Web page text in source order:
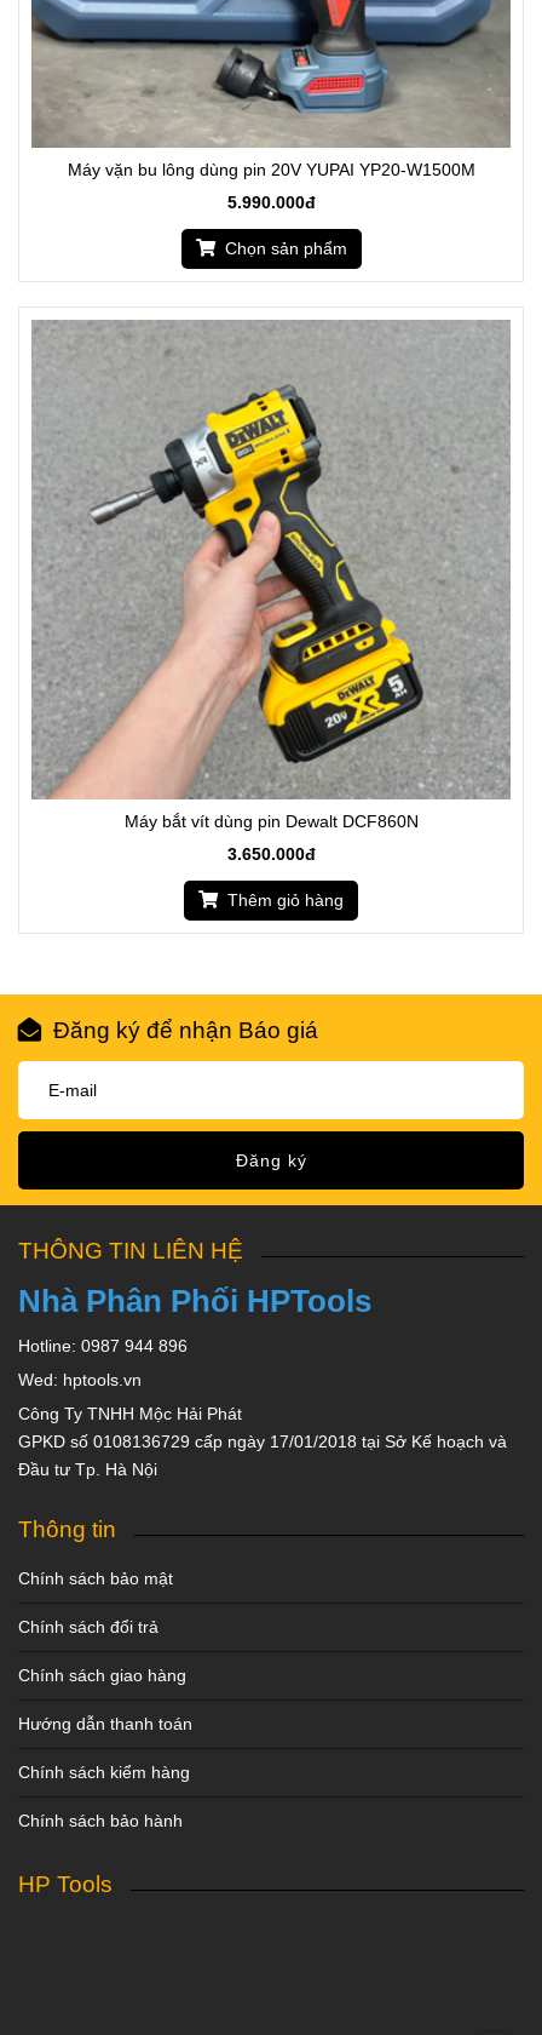
Máy vặn bu lông dùng pin 20V YUPAI YP20-W1500M
5.990.000đ
Chọn sản phẩm
Máy bắt vít dùng pin Dewalt DCF860N
3.650.000đ
Thêm giỏ hàng
Đăng ký để nhận Báo giá
Đăng ký
THÔNG TIN LIÊN HỆ
Nhà Phân Phối HPTools
Hotline: 0987 944 896
Wed: hptools.vn
Công Ty TNHH Mộc Hải Phát
GPKD số 0108136729 cấp ngày 17/01/2018 tại Sở Kế hoạch và
Đầu tư Tp. Hà Nội
Thông tin
Chính sách bảo mật
Chính sách đổi trả
Chính sách giao hàng
Hướng dẫn thanh toán
Chính sách kiểm hàng
Chính sách bảo hành
HP Tools